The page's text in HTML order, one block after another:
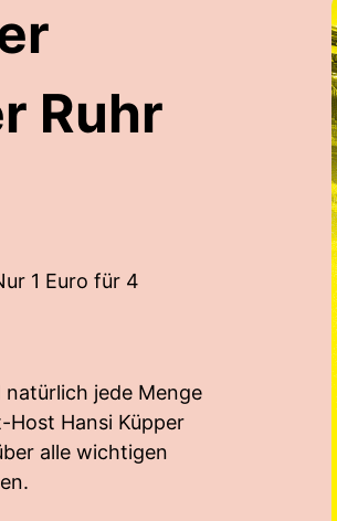
Ruhr
1 Euro für 4
jede Menge
Host Hansi Küpper
alle wichtigen